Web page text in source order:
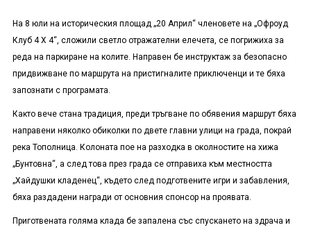
На 8 юли на историческия площад „20 Април“ членовете на „Офроуд
Клуб 4 Х 4“, сложили светло отражателни елечета, се погрижиха за
реда на паркиране на колите. Направен бе инструктаж за безопасно
придвижване по маршрута на пристигналите приключенци и те бяха
запознати с програмата.
Както вече стана традиция, преди тръгване по обявения маршрут бяха
направени няколко обиколки по двете главни улици на града, покрай
река Тополница. Колоната пое на разходка в околностите на хижа
„Бунтовна“, а след това през града се отправиха към местността
„Хайдушки кладенец“, където след подготвените игри и забавления,
бяха раздадени награди от основния спонсор на проявата.
Приготвената голяма клада бе запалена със спускането на здрача и